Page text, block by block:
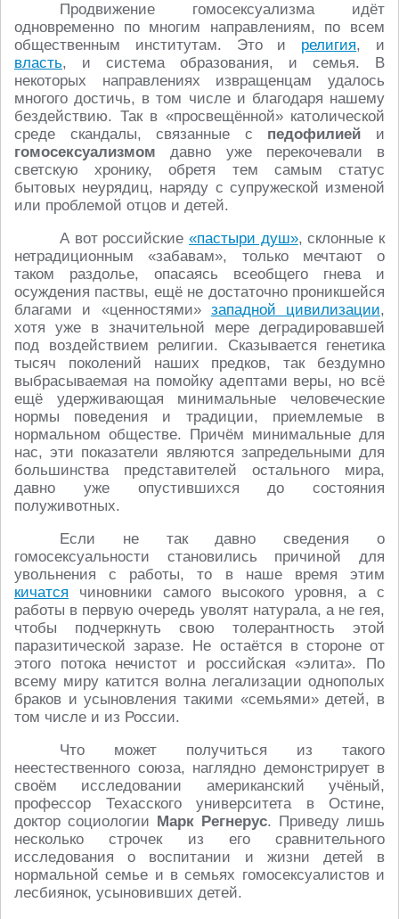
Продвижение гомосексуализма идёт
одновременно по многим направлениям, по всем
общественным институтам. Это и религия, и
власть, и система образования, и семья. В
некоторых направлениях извращенцам удалось
многого достичь, в том числе и благодаря нашему
бездействию. Так в «просвещённой» католической
среде скандалы, связанные с педофилией и
гомосексуализмом давно уже перекочевали в
светскую хронику, обретя тем самым статус
бытовых неурядиц, наряду с супружеской изменой
или проблемой отцов и детей.
А вот российские «пастыри душ», склонные к
нетрадиционным «забавам», только мечтают о
таком раздолье, опасаясь всеобщего гнева и
осуждения паствы, ещё не достаточно проникшейся
благами и «ценностями» западной цивилизации,
хотя уже в значительной мере деградировавшей
под воздействием религии. Сказывается генетика
тысяч поколений наших предков, так бездумно
выбрасываемая на помойку адептами веры, но всё
ещё удерживающая минимальные человеческие
нормы поведения и традиции, приемлемые в
нормальном обществе. Причём минимальные для
нас, эти показатели являются запредельными для
большинства представителей остального мира,
давно уже опустившихся до состояния
полуживотных.
Если не так давно сведения о
гомосексуальности становились причиной для
увольнения с работы, то в наше время этим
кичатся чиновники самого высокого уровня, а с
работы в первую очередь уволят натурала, а не гея,
чтобы подчеркнуть свою толерантность этой
паразитической заразе. Не остаётся в стороне от
этого потока нечистот и российская «элита». По
всему миру катится волна легализации однополых
браков и усыновления такими «семьями» детей, в
том числе и из России.
Что может получиться из такого
неестественного союза, наглядно демонстрирует в
своём исследовании американский учёный,
профессор Техасского университета в Остине,
доктор социологии Марк Регнерус. Приведу лишь
несколько строчек из его сравнительного
исследования о воспитании и жизни детей в
нормальной семье и в семьях гомосексуалистов и
лесбиянок, усыновивших детей.